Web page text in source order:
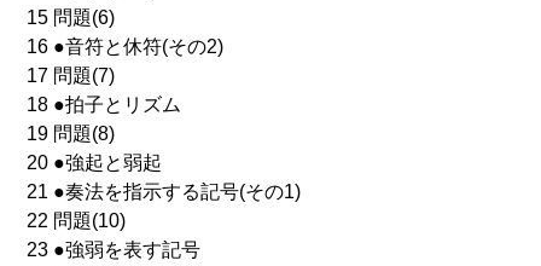
15 問題(6)
16 ●音符と休符(その2)
17 問題(7)
18 ●拍子とリズム
19 問題(8)
20 ●強起と弱起
21 ●奏法を指示する記号(その1)
22 問題(10)
23 ●強弱を表す記号